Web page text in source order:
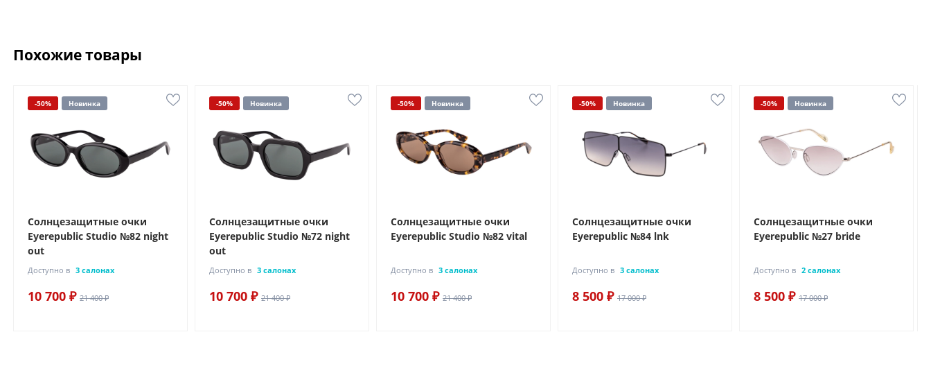
Похожие товары
-50% Новинка
Солнцезащитные очки
Eyerepublic Studio №82 night
out
Доступно в 3 салонах
10 700 ₽ 21 400 ₽
-50% Новинка
Солнцезащитные очки
Eyerepublic Studio №72 night
out
Доступно в 3 салонах
10 700 ₽ 21 400 ₽
-50% Новинка
Солнцезащитные очки
Eyerepublic Studio №82 vital
Доступно в 3 салонах
10 700 ₽ 21 400 ₽
-50% Новинка
Солнцезащитные очки
Eyerepublic №84 lnk
Доступно в 3 салонах
8 500 ₽ 17 000 ₽
-50% Новинка
Солнцезащитные очки
Eyerepublic №27 bride
Доступно в 2 салонах
8 500 ₽ 17 000 ₽